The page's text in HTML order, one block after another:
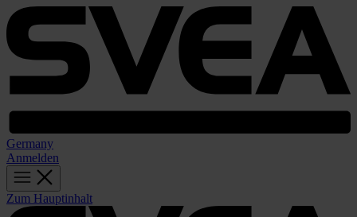
Germany
Anmelden
Zum Hauptinhalt